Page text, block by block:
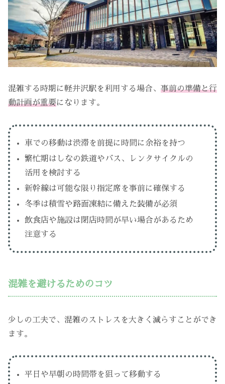
混雑する時期に軽井沢駅を利用する場合、 事前の準備と行
動計画が重要になります。
車での移動は渋滞を前提に時間に余裕を持つ
繁忙期はしなの鉄道やバス、レンタサイクルの
活用を検討する
新幹線は可能な限り指定席を事前に確保する
冬季は積雪や路面凍結に備えた装備が必須
飲食店や施設は閉店時間が早い場合があるため
注意する
混雑を避けるためのコツ
少しの工夫で、混雑のストレスを大きく減らすことができ
ます。
平日や早朝の時間帯を狙って移動する